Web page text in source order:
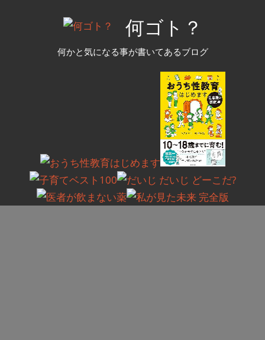
何ゴト？
何かと気になる事が書いてあるブログ